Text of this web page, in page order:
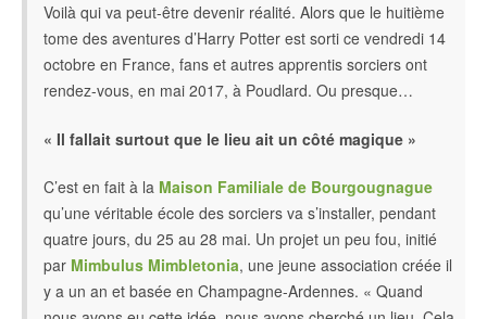
Voilà qui va peut-être devenir réalité. Alors que le huitième
tome des aventures d’Harry Potter est sorti ce vendredi 14
octobre en France, fans et autres apprentis sorciers ont
rendez-vous, en mai 2017, à Poudlard. Ou presque…
« Il fallait surtout que le lieu ait un côté magique »
C’est en fait à la Maison Familiale de Bourgougnague
qu’une véritable école des sorciers va s’installer, pendant
quatre jours, du 25 au 28 mai. Un projet un peu fou, initié
par Mimbulus Mimbletonia, une jeune association créée il
y a un an et basée en Champagne-Ardennes. « Quand